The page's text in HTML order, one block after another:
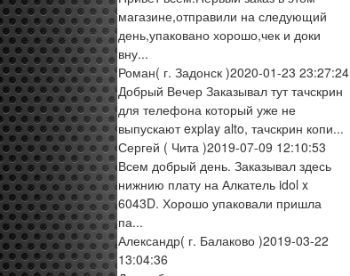
магазине,отправили на следующий
день,упаковано хорошо,чек и доки
вну...
Роман( г. Задонск )2020-01-23 23:27:24
Добрый Вечер Заказывал тут тачскрин
для телефона который уже не
выпускают explay alto, тачскрин копи...
Сергей ( Чита )2019-07-09 12:10:53
Всем добрый день. Заказывал здесь
нижнию плату на Алкатель idol x
6043D. Хорошо упаковали пришла
па...
Александр( г. Балаково )2019-03-22
13:04:36